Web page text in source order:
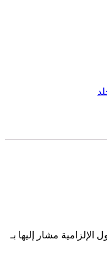
الإلزامية مشار إليها بـ